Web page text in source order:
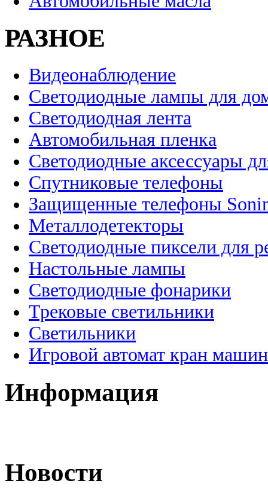
РАЗНОЕ
Видеонаблюдение
Светодиодные лампы для
Светодиодная лента
Автомобильная пленка
Светодиодные аксессуары
Спутниковые телефоны
Защищенные телефоны
Металлодетекторы
Светодиодные пиксели для
Настольные лампы
Светодиодные фонарики
Трековые светильники
Светильники
Игровой автомат кран
Информация
Новости